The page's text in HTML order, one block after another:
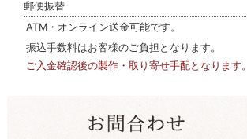
郵便振替
ATM・オンライン送金可能です。
振込手数料はお客様のご負担となります。
ご入金確認後の製作・取り寄せ手配となります。